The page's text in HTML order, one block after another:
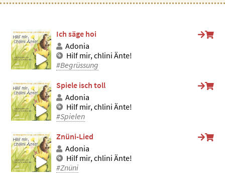
Ich säge hoi
Adonia
Hilf mir, chlini Änte!
#Begrüssung
Spiele isch toll
Adonia
Hilf mir, chlini Änte!
#Spielen
Znüni-Lied
Adonia
Hilf mir, chlini Änte!
#Znüni